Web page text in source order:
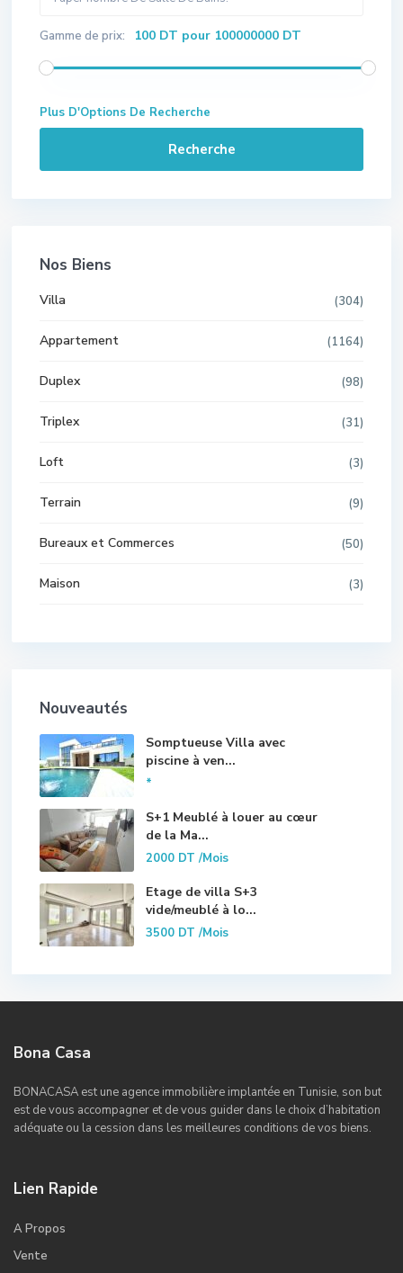
Gamme de prix: 100 DT pour 100000000 DT
Plus D'Options De Recherche
Recherche
Nos Biens
Villa (304)
Appartement (1164)
Duplex (98)
Triplex (31)
Loft (3)
Terrain (9)
Bureaux et Commerces (50)
Maison (3)
Nouveautés
Somptueuse Villa avec
piscine à ven...
*
S+1 Meublé à louer au cœur
de la Ma...
2000 DT/Mois
Etage de villa S+3
vide/meublé à lo...
3500 DT/Mois
Bona Casa
BONACASA est une agence immobilière implantée en Tunisie, son but
est de vous accompagner et de vous guider dans le choix d’habitation
adéquate ou la cession dans les meilleures conditions de vos biens.
Lien Rapide
A Propos
Vente